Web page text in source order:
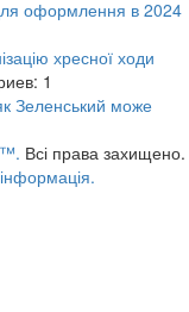
оформлення в 2024
хресної ходи
1
Зеленський може
Всі права захищено.